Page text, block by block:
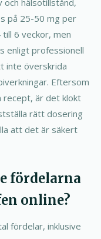
på 25-50 mg per
6 veckor, men
enligt professionell
inte överskrida
Eftersom
recept, är det klokt
rätt dosering
att det är säkert
fördelarna
online?
fördelar, inklusive